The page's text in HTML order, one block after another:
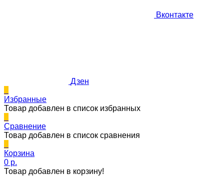
Вконтакте
Дзен
Избранные
Товар добавлен в список избранных
Сравнение
Товар добавлен в список сравнения
Корзина
0 p.
Товар добавлен в корзину!